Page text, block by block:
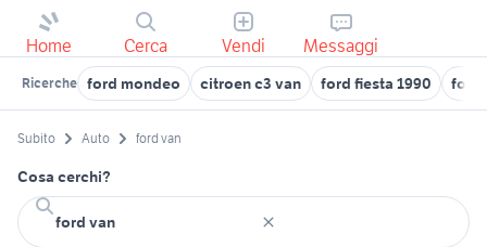
Home Cerca Vendi Messaggi
Ricerche ford mondeo citroen c3 van ford fiesta 1990 ford
Subito Auto ford van
Cosa cerchi?